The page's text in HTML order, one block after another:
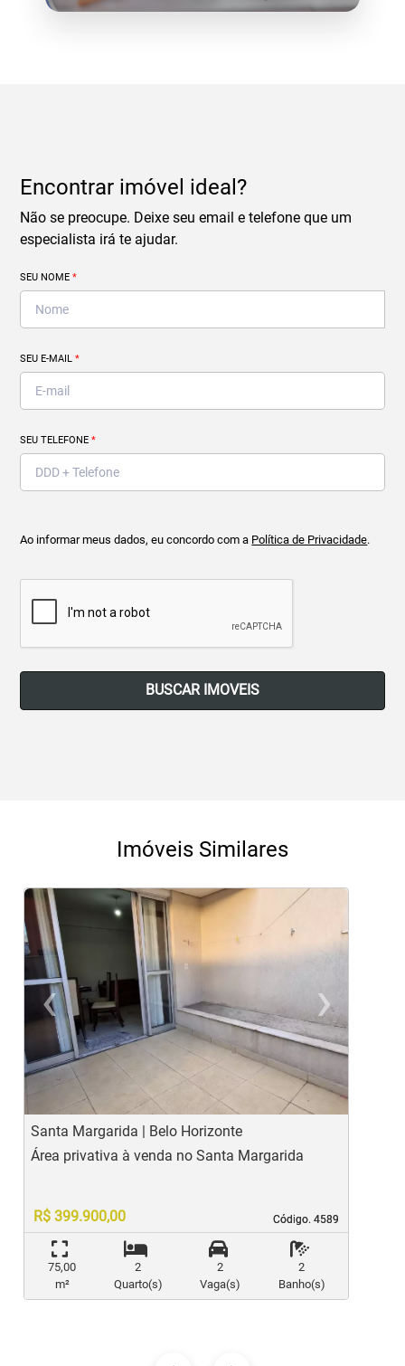
Encontrar imóvel ideal?
Não se preocupe. Deixe seu email e telefone que um
especialista irá te ajudar.
SEU NOME*
SEU E-MAIL*
SEU TELEFONE*
Ao informar meus dados, eu concordo com a Política de Privacidade.
BUSCAR IMOVEIS
Imóveis Similares
‹
Previous
›
Santa Margarida | Belo Horizonte
Código. 4589
Código. 4589
Área privativa à venda no Santa Margarida
R$ 399.900,00
75,00
m²
2
Quarto(s)
2
Vaga(s)
2
Banho(s)